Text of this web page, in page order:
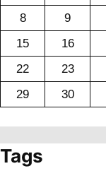
8
9
15
16
22
23
29
30
Tags